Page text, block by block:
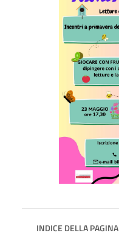
INDICE DELLA PAGINA